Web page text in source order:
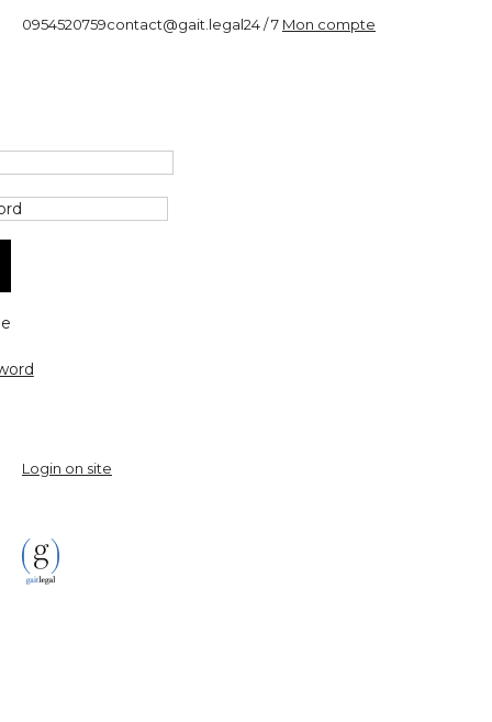
0954520759contact@gait.legal24 / 7 Mon compte
Login on site